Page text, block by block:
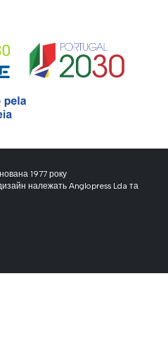
1977 року
належать Anglopress Lda та